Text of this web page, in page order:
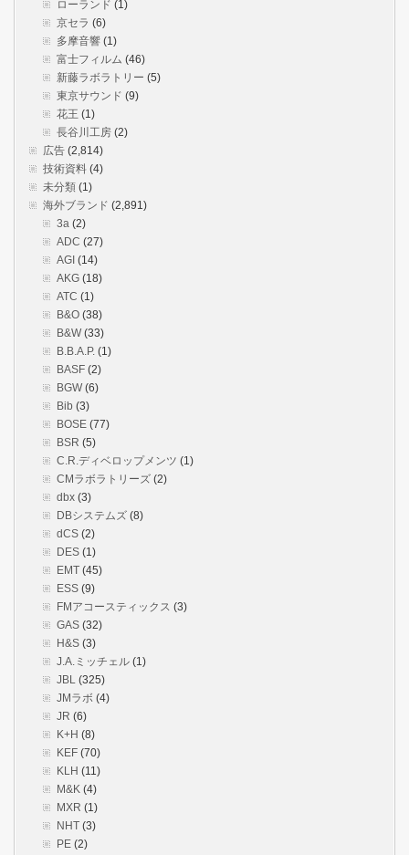
ローランド (1)
京セラ (6)
多摩音響 (1)
富士フィルム (46)
新藤ラボラトリー (5)
東京サウンド (9)
花王 (1)
長谷川工房 (2)
広告 (2,814)
技術資料 (4)
未分類 (1)
海外ブランド (2,891)
3a (2)
ADC (27)
AGI (14)
AKG (18)
ATC (1)
B&O (38)
B&W(33)
B.B.A.P. (1)
BASF (2)
BGW(6)
Bib (3)
BOSE (77)
BSR (5)
C.R.ディベロップメンツ (1)
CMラボラトリーズ (2)
dbx (3)
DBシステムズ (8)
dCS (2)
DES (1)
EMT (45)
ESS (9)
FMアコースティックス (3)
GAS (32)
H&S (3)
J.A.ミッチェル (1)
JBL (325)
JMラボ (4)
JR (6)
K+H (8)
KEF (70)
KLH (11)
M&K (4)
MXR (1)
NHT (3)
PE (2)